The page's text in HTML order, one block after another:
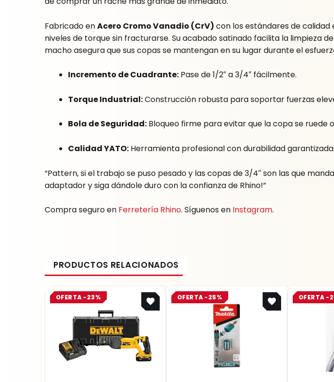
Fabricado enAcero Cromo Vanadio (CrV) con los estándares de
niveles de torque sin fracturarse. Su acabado satinado facilita la limpieza
macho asegura que sus copas se mantengan en su lugar durante el
Incremento de Cuadrante: Pase de 1/2″ a 3/4″ fácilmente.
Torque Industrial:Construcción robusta para soportar fuerzas
Bola de Seguridad: Bloqueo firme para evitar que la copa se ruede
Calidad YATO: Herramienta profesional con durabilidad garantizada.
“Pattern, si el trabajo se puso pesado y las copas de 3/4″ son las que
adaptador y siga dándole duro con la confianza de Rhino!”
Compra seguro en Ferretería Rhino. Síguenos en Instagram.
OFERTA -23%
Original
price
was:
$ 2.355.100.
Current
price
is:
$ 1.813.427.
OFERTA -25%
Original
price
was:
$ 17.700.
Current
price
is:
$ 13.275.
OFERTA -